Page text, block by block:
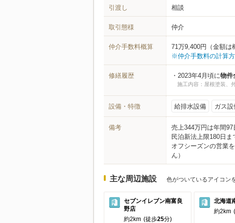
引渡し 相談
取引態様 仲介
仲介手数料概算
71万9,400円（金額は
※仲介手数料の計算
修繕履歴 2023年4月頃に物件
施工内容：屋根塗装、
設備・特徴 給排水設備 ガス設
備考
売上344万円は年間97
民泊新法上限180日ま
オフシーズンの営業
ん）
主な周辺施設 色がついているアイコン
セブンイレブン南富良
野店
約2km (徒歩25分)
北海道
約2km